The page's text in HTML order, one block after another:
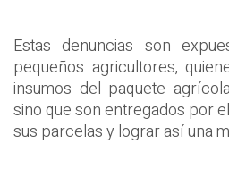
Estas denuncias son
pequeños agricultores,
insumos del paquete
sino que son entregados por
sus parcelas y lograr así una